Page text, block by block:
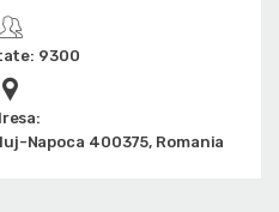
9300
Napoca 400375, Romania